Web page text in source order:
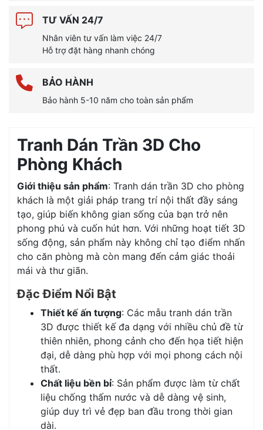
TƯ VẤN 24/7
Nhân viên tư vấn làm việc 24/7
Hỗ trợ đặt hàng nhanh chóng
BẢO HÀNH
Bảo hành 5-10 năm cho toàn sản phẩm
Tranh Dán Trần 3D Cho
Phòng Khách
Giới thiệu sản phẩm: Tranh dán trần 3D cho phòng
khách là một giải pháp trang trí nội thất đầy sáng
tạo, giúp biến không gian sống của bạn trở nên
phong phú và cuốn hút hơn. Với những hoạt tiết 3D
sống động, sản phẩm này không chỉ tạo điểm nhấn
cho căn phòng mà còn mang đến cảm giác thoải
mái và thư giãn.
Đặc Điểm Nổi Bật
Thiết kế ấn tượng: Các mẫu tranh dán trần
3D được thiết kế đa dạng với nhiều chủ đề từ
thiên nhiên, phong cảnh cho đến họa tiết hiện
đại, dễ dàng phù hợp với mọi phong cách nội
thất.
Chất liệu bền bỉ: Sản phẩm được làm từ chất
liệu chống thấm nước và dễ dàng vệ sinh,
giúp duy trì vẻ đẹp ban đầu trong thời gian
dài.